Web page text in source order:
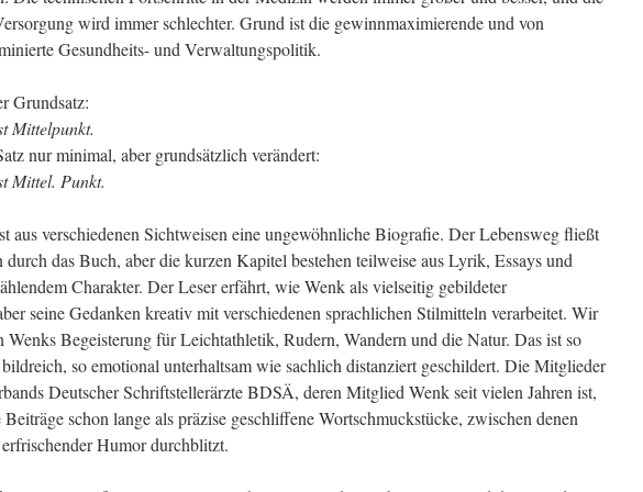
wird immer schlechter. Grund ist die gewinnmaximierende und von
Gesundheits- und Verwaltungspolitik.
Grundsatz:
Mittelpunkt.
nur minimal, aber grundsätzlich verändert:
Mittel. Punkt.
aus verschiedenen Sichtweisen eine ungewöhnliche Biografie. Der Lebensweg fließt
durch das Buch, aber die kurzen Kapitel bestehen teilweise aus Lyrik, Essays und
Charakter. Der Leser erfährt, wie Wenk als vielseitig gebildeter
seine Gedanken kreativ mit verschiedenen sprachlichen Stilmitteln verarbeitet. Wir
Wenks Begeisterung für Leichtathletik, Rudern, Wandern und die Natur. Das ist so
so emotional unterhaltsam wie sachlich distanziert geschildert. Die Mitglieder
Deutscher Schriftstellerärzte BDSÄ, deren Mitglied Wenk seit vielen Jahren ist,
Beiträge schon lange als präzise geschliffene Wortschmuckstücke, zwischen denen
Humor durchblitzt.